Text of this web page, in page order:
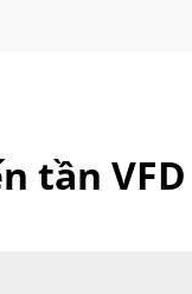
tần VFD